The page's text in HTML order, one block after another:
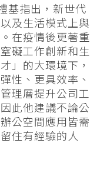
基指出，新世代
及生活模式上與
在疫情後更著重
礙工作創新和生
」的大環境下，
性、更具效率、
理層提升公司工
此他建議不論公
公空間應用皆需
住有經驗的人